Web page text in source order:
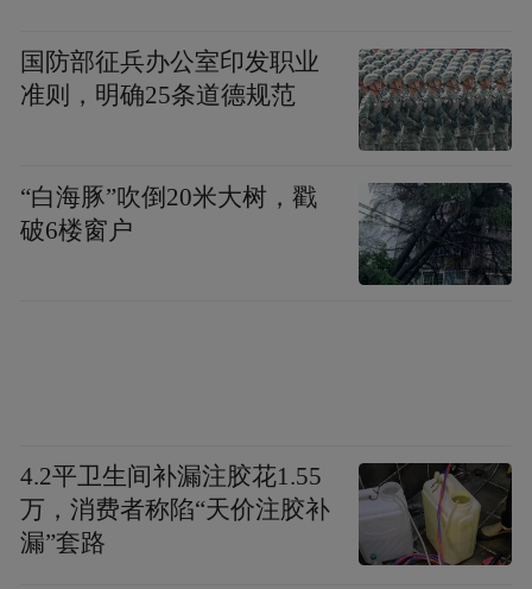
国防部征兵办公室印发职业
准则，明确25条道德规范
“白海豚”吹倒20米大树，戳
破6楼窗户
4.2平卫生间补漏注胶花1.55
万，消费者称陷“天价注胶补
漏”套路